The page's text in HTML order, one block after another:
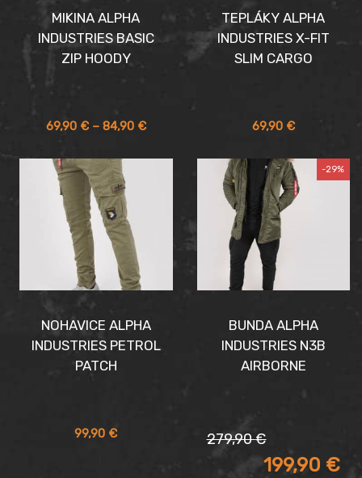
MIKINA ALPHA
INDUSTRIES BASIC
ZIP HOODY
69,90 € – 84,90 €Price
69,90 €
TEPLÁKY ALPHA
INDUSTRIES X-FIT
SLIM CARGO
69,90 €
NOHAVICE ALPHA
INDUSTRIES PETROL
PATCH
99,90 €
-29%
BUNDA ALPHA
INDUSTRIES N3B
AIRBORNE
279,90€
bola:
199,90 €
je: